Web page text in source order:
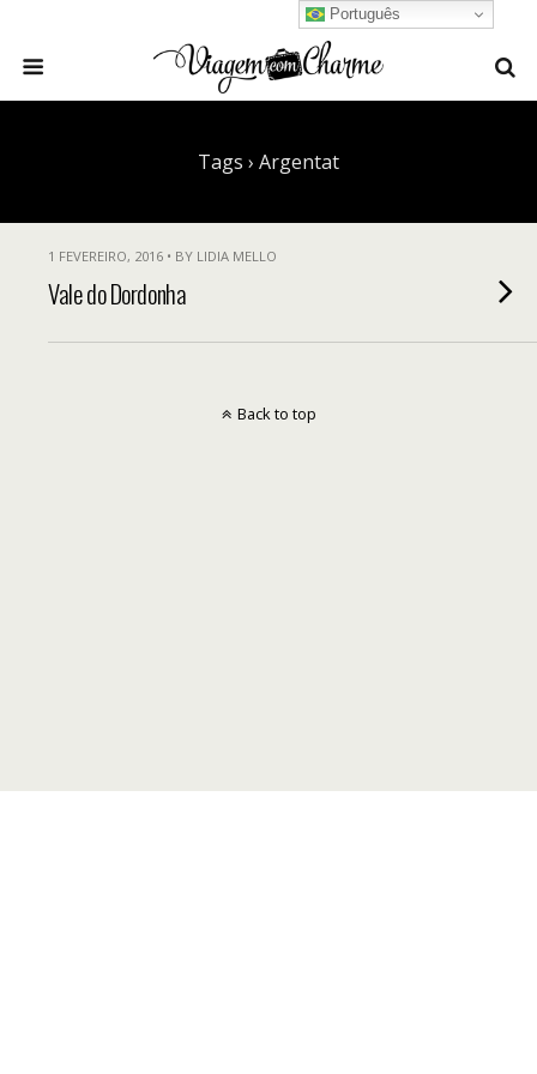
Tags › Argentat
1 FEVEREIRO, 2016 • BY LIDIA MELLO
Vale do Dordonha
Português
Back to top